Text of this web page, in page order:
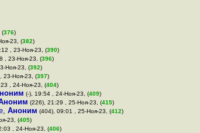
(376)
23, (382)
, 23-Ноя-23, (390)
, 23-Ноя-23, (396)
Ноя-23, (392)
23-Ноя-23, (397)
, 24-Ноя-23, (404)
(-), 19:54 , 24-Ноя-23, (409)
(226), 21:29 , 25-Ноя-23, (415)
, Аноним (404), 09:01 , 25-Ноя-23, (412)
23, (405)
, 24-Ноя-23, (406)